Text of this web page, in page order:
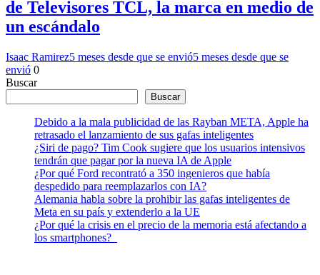
de Televisores TCL, la marca en medio de
un escándalo
Isaac Ramirez5 meses desde que se envió5 meses desde que se
envió 0
Buscar
Buscar
Debido a la mala publicidad de las Rayban META, Apple ha
retrasado el lanzamiento de sus gafas inteligentes
¿Siri de pago? Tim Cook sugiere que los usuarios intensivos
tendrán que pagar por la nueva IA de Apple
¿Por qué Ford recontrató a 350 ingenieros que había
despedido para reemplazarlos con IA?
Alemania habla sobre la prohibir las gafas inteligentes de
Meta en su país y extenderlo a la UE
¿Por qué la crisis en el precio de la memoria está afectando a
los smartphones?